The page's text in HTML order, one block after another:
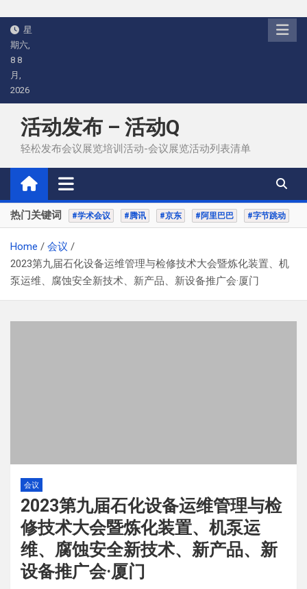
Skip
content
星
期六,
8 8
月,
2026
活动发布 – 活动Q
轻松发布会议展览培训活动-会议展览活动列表清单
热门关键词 #学术会议 #腾讯 #京东 #阿里巴巴 #字节跳动
Home
会议
2023第九届石化设备运维管理与检修技术大会暨炼化装置、机
泵运维、腐蚀安全新技术、新产品、新设备推广会·厦门
会议
2023第九届石化设备运维管理与检
修技术大会暨炼化装置、机泵运
维、腐蚀安全新技术、新产品、新
设备推广会·厦门